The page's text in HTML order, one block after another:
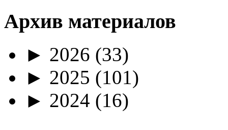
Архив материалов
► 2026 (33)
► 2025 (101)
► 2024 (16)